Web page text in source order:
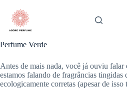
para
conteúdo
Perfume Verde
Antes de mais nada, você já ouviu falar
estamos falando de fragrâncias tingidas
ecologicamente corretas (apesar de